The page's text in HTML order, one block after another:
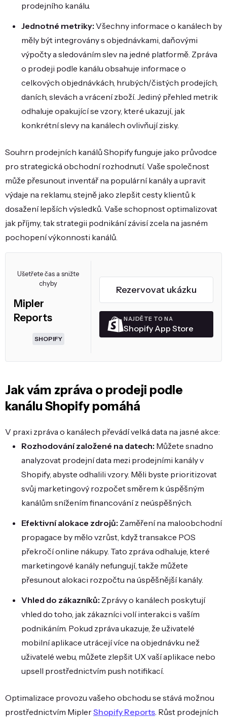
prodejního kanálu.
Jednotné metriky: Všechny informace o kanálech by
měly být integrovány s objednávkami, daňovými
výpočty a sledováním slev na jedné platformě. Zpráva
o prodeji podle kanálu obsahuje informace o
celkových objednávkách, hrubých/čistých prodejích,
daních, slevách a vrácení zboží. Jediný přehled metrik
odhaluje opakující se vzory, které ukazují, jak
konkrétní slevy na kanálech ovlivňují zisky.
Souhrn prodejních kanálů Shopify funguje jako průvodce
pro strategická obchodní rozhodnutí. Vaše společnost
může přesunout inventář na populární kanály a upravit
výdaje na reklamu, stejně jako zlepšit cesty klientů k
dosažení lepších výsledků. Vaše schopnost optimalizovat
jak příjmy, tak strategii podnikání závisí zcela na jasném
pochopení výkonnosti kanálů.
Ušetřete čas a snižte
chyby
Mipler
Reports
SHOPIFY
Rezervovat ukázku
NAJDĚTE TO NA
Shopify App Store
Jak vám zpráva o prodeji podle
kanálu Shopify pomáhá
V praxi zpráva o kanálech převádí velká data na jasné akce:
Rozhodování založené na datech: Můžete snadno
analyzovat prodejní data mezi prodejními kanály v
Shopify, abyste odhalili vzory. Měli byste prioritizovat
svůj marketingový rozpočet směrem k úspěšným
kanálům snížením financování z neúspěšných.
Efektivní alokace zdrojů: Zaměření na maloobchodní
propagace by mělo vzrůst, když transakce POS
překročí online nákupy. Tato zpráva odhaluje, které
marketingové kanály nefungují, takže můžete
přesunout alokaci rozpočtu na úspěšnější kanály.
Vhled do zákazníků: Zprávy o kanálech poskytují
vhled do toho, jak zákazníci volí interakci s vaším
podnikáním. Pokud zpráva ukazuje, že uživatelé
mobilní aplikace utrácejí více na objednávku než
uživatelé webu, můžete zlepšit UX vaší aplikace nebo
upsell prostřednictvím push notifikací.
Optimalizace provozu vašeho obchodu se stává možnou
prostřednictvím MiplerShopify Reports. Růst prodejních